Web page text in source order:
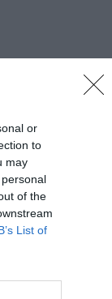
or
to
may
of the
List of